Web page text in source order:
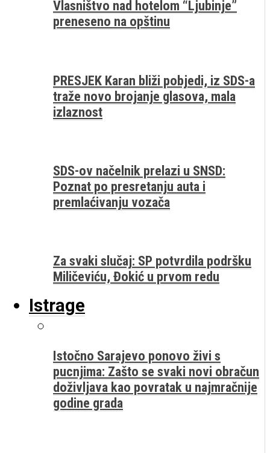
Vlasništvo nad hotelom “Ljubinje”
preneseno na opštinu
PRESJEK Karan bliži pobjedi, iz SDS-a
traže novo brojanje glasova, mala
izlaznost
SDS-ov načelnik prelazi u SNSD:
Poznat po presretanju auta i
premlaćivanju vozača
Za svaki slučaj: SP potvrdila podršku
Miličeviću, Đokić u prvom redu
Istrage
Istočno Sarajevo ponovo živi s
pucnjima: Zašto se svaki novi obračun
doživljava kao povratak u najmračnije
godine grada